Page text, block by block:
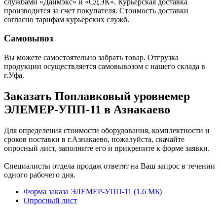
производится за счет покупателя. Стоимость доставки
согласно тарифам курьерских служб.
Самовывоз
Вы можете самостоятельно забрать товар. Отгрузка
продукции осуществляется самовывозом с нашего склада в
г.Уфа.
Заказать Поплавковый уровнемер
ЭЛЕМЕР-УПП-11 в Азнакаево
Для определения стоимости оборудования, комплектности и
сроков поставки в г.Азнакаево, пожалуйста, скачайте
опросный лист, заполните его и прикрепите к форме заявки.
Специалисты отдела продаж ответят на Ваш запрос в течении
одного рабочего дня.
Форма заказа ЭЛЕМЕР-УПП-11 (1.6 MБ)
Опросный лист